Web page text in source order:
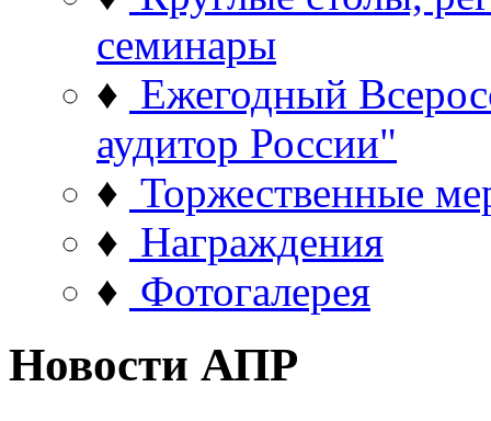
семинары
♦ Ежегодный
аудитор России"
♦ Торжественные
♦ Награждения
♦ Фотогалерея
Новости АПР